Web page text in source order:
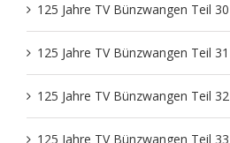
125 Jahre TV Bünzwangen Teil 30
125 Jahre TV Bünzwangen Teil 31
125 Jahre TV Bünzwangen Teil 32
125 Jahre TV Bünzwangen Teil 33